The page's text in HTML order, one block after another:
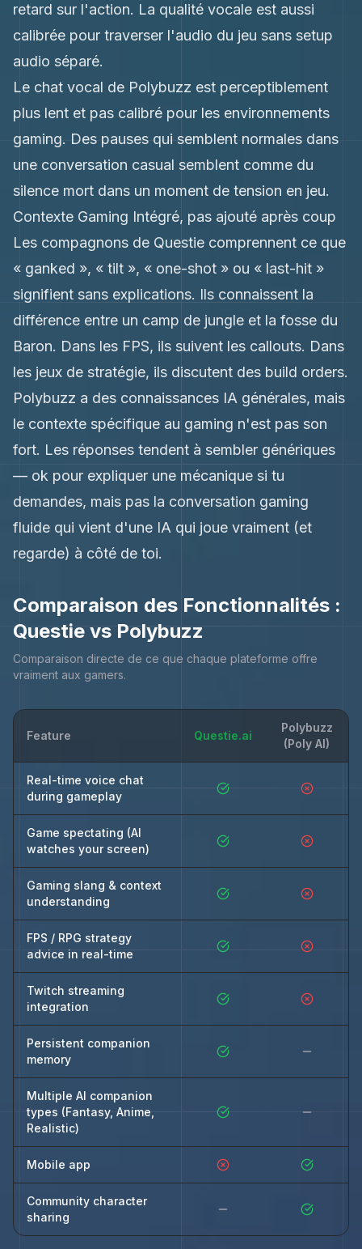
retard sur l'action. La qualité vocale est aussi
calibrée pour traverser l'audio du jeu sans setup
audio séparé.
Le chat vocal de Polybuzz est perceptiblement
plus lent et pas calibré pour les environnements
gaming. Des pauses qui semblent normales dans
une conversation casual semblent comme du
silence mort dans un moment de tension en jeu.
Contexte Gaming Intégré, pas ajouté après coup
Les compagnons de Questie comprennent ce que
« ganked », « tilt », « one-shot » ou « last-hit »
signifient sans explications. Ils connaissent la
différence entre un camp de jungle et la fosse du
Baron. Dans les FPS, ils suivent les callouts. Dans
les jeux de stratégie, ils discutent des build orders.
Polybuzz a des connaissances IA générales, mais
le contexte spécifique au gaming n'est pas son
fort. Les réponses tendent à sembler génériques
— ok pour expliquer une mécanique si tu
demandes, mais pas la conversation gaming
fluide qui vient d'une IA qui joue vraiment (et
regarde) à côté de toi.
Comparaison des Fonctionnalités :
Questie vs Polybuzz
Comparaison directe de ce que chaque plateforme offre
vraiment aux gamers.
Feature Questie.ai
Polybuzz
(Poly AI)
Real-time voice chat
during gameplay
Game spectating (AI
watches your screen)
Gaming slang & context
understanding
FPS / RPG strategy
advice in real-time
Twitch streaming
integration
Persistent companion
memory
Multiple AI companion
types (Fantasy, Anime,
Realistic)
Mobile app
Community character
sharing